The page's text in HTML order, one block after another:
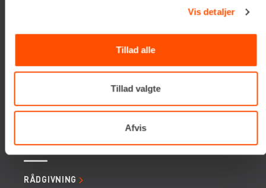
Vis detaljer
Tillad alle
Tillad valgte
Afvis
SERVICES
RÅDGIVNING